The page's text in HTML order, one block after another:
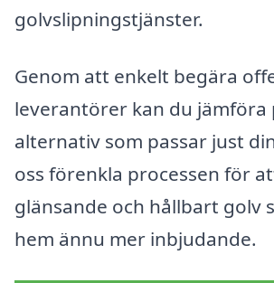
golvslipningstjänster.
Genom att enkelt begära
leverantörer kan du jämföra
alternativ som passar just
oss förenkla processen för
glänsande och hållbart golv
hem ännu mer inbjudande.